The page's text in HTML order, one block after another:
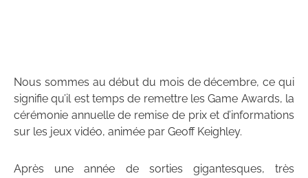
Nous sommes au début du mois de décembre, ce qui
signifie qu’il est temps de remettre les Game Awards, la
cérémonie annuelle de remise de prix et d’informations
sur les jeux vidéo, animée par Geoff Keighley.
Après une année de sorties gigantesques, très